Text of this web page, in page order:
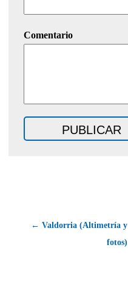
Comentario
← Valdorria (Altimetría y
fotos)